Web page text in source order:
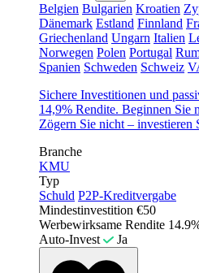
Belgien Bulgarien Kroatien
Dänemark Estland Finnland
Griechenland Ungarn Italien
Norwegen Polen Portugal
Spanien Schweden Schweiz
Sichere Investitionen und
14,9% Rendite. Beginnen Sie
Zögern Sie nicht – investieren
Branche
KMU
Typ
Schuld P2P-Kreditvergabe
Mindestinvestition €50
Werbewirksame Rendite
Auto-Invest
Ja